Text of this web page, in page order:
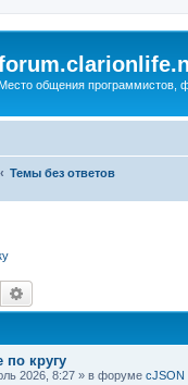
общения программистов,
Темы без ответов
Поиск
по кругу
2026, 8:27 » в форуме cJSON